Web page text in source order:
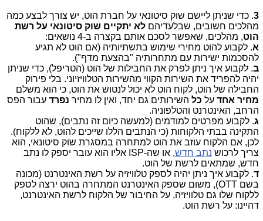
3. כדי שניתן ליישם שוק סיטונאי על חברת הוט, יש צורך לבצע כמה
מהלכים חשובים, שבלעדיהם לא יתקיים שוק סיטונאי על רשת
הוט, מהלכים, שאפשר לסכם אותם בקצרה ב-4 נושאים:
א. לקבוע להוט מחירי שימוש בתשתיותיה (אם הוט לא תגיע
להסכמות ישירות עם מתחרותיה "בהצעת מדף").
ב. לקבוע איך ניתן לפרק את החבילות של הוט (הטריפל), כדי שניתן
יהיה להפריד את השירות הקווי מהשירות הטלוויזיוני. בלי פירוק
החבילה של הוט, לקוח הוט לא יכול לנטוש את הוט, כי הוא משלם
מחיר אחד על כל השירותים גם יחד, ואין לו מחיר נפרד עבור הפס
הרחב, האינטרנט והטלפוניה.
ג. לקבוע מפרטים למודמים (למעשה כיום זה נתבים), שהוט
התקינה בבתי הלקוחות (כי הנתבים הללו שייכים להוט, לא ללקוח).
לכן, אם הלקוח עוזב את הוט למתחרה במסגרת שוק סיטונאי, הוא
צריך לרכוש נתב חדש, או שה-ISP אליו הוא עובר יספק לו נתב
חדש, שמתאים לרשת של הוט.
ד. לקבוע איך ניתן יהיה לספק טלוויזיה על רשת האינטרנט (מכונה
בשם OTT), משום שספק האינטרנט המתחרה בהוט ירצה לספק
ללקוח שלו גם טלוויזיה, על החיבור של הלקוח לרשת האינטרנט,
דהיינו: על רשת הוט.